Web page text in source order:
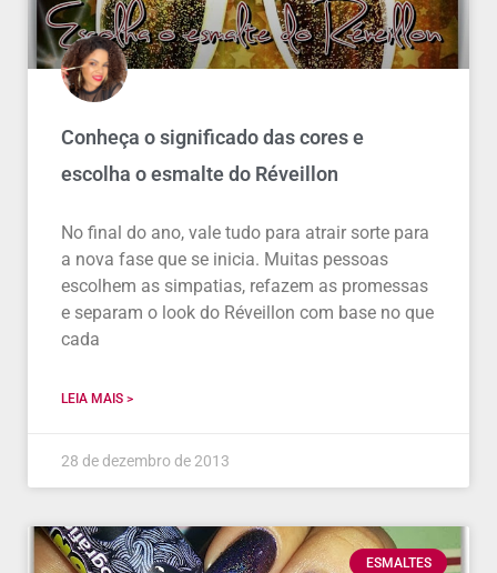
Conheça o significado das cores e
escolha o esmalte do Réveillon
No final do ano, vale tudo para atrair sorte para
a nova fase que se inicia. Muitas pessoas
escolhem as simpatias, refazem as promessas
e separam o look do Réveillon com base no que
cada
LEIA MAIS >
28 de dezembro de 2013
ESMALTES